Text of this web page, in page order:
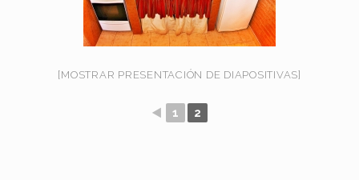
[MOSTRAR PRESENTACIÓN DE DIAPOSITIVAS]
◄ 1 2